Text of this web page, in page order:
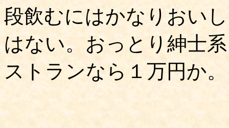
段飲むにはかなりおい
はない。おっとり紳士
ストランなら１万円か